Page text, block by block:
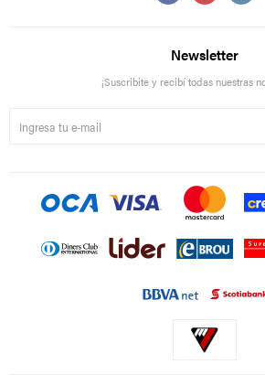
Newsletter
¡Suscribite y recibí todas nuestras